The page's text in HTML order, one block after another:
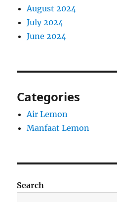
August 2024
July 2024
June 2024
Categories
Air Lemon
Manfaat Lemon
Search